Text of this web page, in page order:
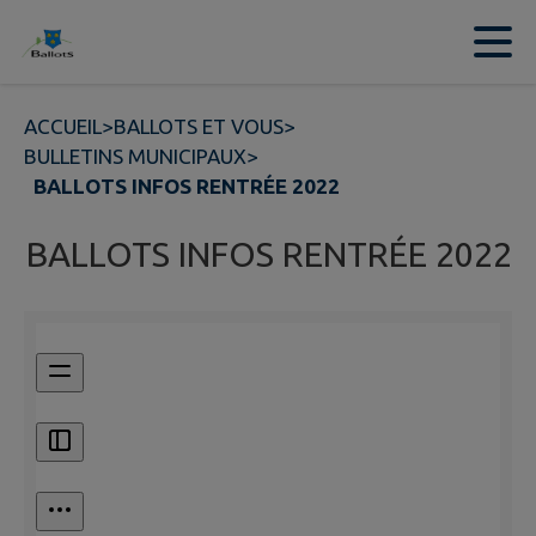
Contenu
ACCUEIL>BALLOTS ET VOUS>
BULLETINS MUNICIPAUX>
BALLOTS INFOS RENTRÉE 2022
BALLOTS INFOS RENTRÉE 2022